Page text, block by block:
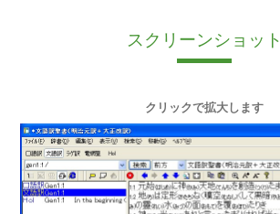
スクリーンショット
クリックで拡大します